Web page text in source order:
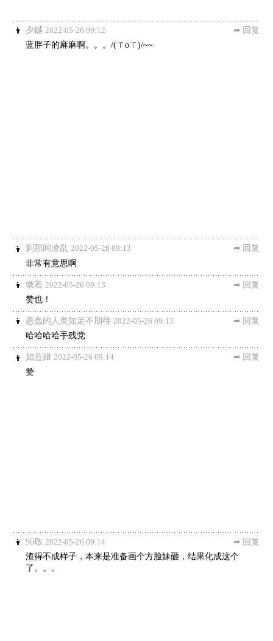
夕樾 2022-05-26 09:12
蓝胖子的麻麻啊。。。/(ㄒoㄒ)/~~
回复
刹那间凌乱 2022-05-26 09:13
非常有意思啊
回复
饿着 2022-05-26 09:13
赞也！
回复
愚蠢的人类知足不期待 2022-05-26 09:13
哈哈哈哈手残党
回复
如意姐 2022-05-26 09:14
赞
回复
90敬 2022-05-26 09:14
渣得不成样子，本来是准备画个方脸妹砸，结果化成这个
了。。。
回复